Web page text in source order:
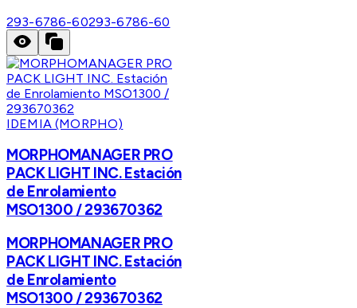
293-6786-60293-6786-60
IDEMIA (MORPHO)
MORPHOMANAGER PRO
PACK LIGHT INC. Estación
de Enrolamiento
MSO1300 / 293670362
MORPHOMANAGER PRO
PACK LIGHT INC. Estación
de Enrolamiento
MSO1300 / 293670362